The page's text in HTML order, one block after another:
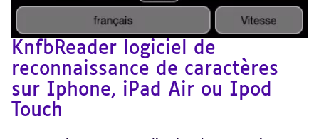
KnfbReader logiciel de
reconnaissance de caractères
sur Iphone, iPad Air ou Ipod
Touch